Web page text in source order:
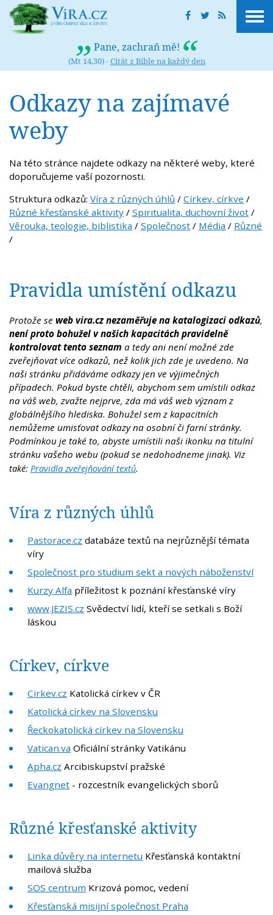
Pane, zachraň mě!
(Mt 14,30) -Citát z Bible na každý den
Odkazy na zajímavé
weby
Na této stránce najdete odkazy na některé weby, které
doporučujeme vaší pozornosti.
Struktura odkazů: Víra z různých úhlů / Církev, církve /
Různé křesťanské aktivity / Spiritualita, duchovní život /
Věrouka, teologie, biblistika / Společnost / Média / Různé
/
Pravidla umístění odkazu
Protože se web vira.cz nezaměřuje na katalogizaci odkazů,
není proto bohužel v našich kapacitách pravidelně
kontrolovat tento seznam a tedy ani není možné zde
zveřejňovat více odkazů, než kolik jich zde je uvedeno. Na
naši stránku přidáváme odkazy jen ve výjimečných
případech. Pokud byste chtěli, abychom sem umístili odkaz
na váš web, zvažte nejprve, zda má váš web význam z
globálnějšího hlediska. Bohužel sem z kapacitních
nemůžeme umisťovat odkazy na osobní či farní stránky.
Podmínkou je také to, abyste umístili naši ikonku na titulní
stránku vašeho webu (pokud se nedohodneme jinak). Viz
také: Pravidla zveřejňování textů.
Víra z různých úhlů
Pastorace.cz databáze textů na nejrůznější témata
víry
Společnost pro studium sekt a nových náboženství
Kurzy Alfa příležitost k poznání křesťanské víry
www.JEZIS.cz Svědectví lidí, kteří se setkali s Boží
láskou
Církev, církve
Cirkev.cz Katolická církev v ČR
Katolická církev na Slovensku
Řeckokatolická církev na Slovensku
Vatican.va Oficiální stránky Vatikánu
Apha.cz Arcibiskupství pražské
Evangnet - rozcestník evangelických sborů
Různé křesťanské aktivity
Linka důvěry na internetu Křesťanská kontaktní
mailová služba
SOS centrum Krizová pomoc, vedení
Křesťanská misijní společnost Praha